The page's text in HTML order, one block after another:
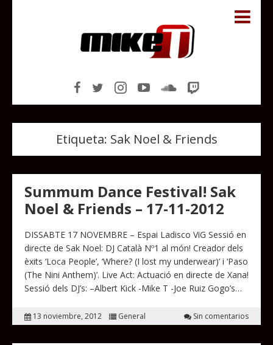
Etiqueta: Sak Noel & Friends
Summum Dance Festival! Sak
Noel & Friends – 17-11-2012
DISSABTE 17 NOVEMBRE – Espai Ladisco ViG Sessió en
directe de Sak Noel: DJ Català Nº1 al món! Creador dels
èxits ‘Loca People’, ‘Where? (I lost my underwear)’ i ‘Paso
(The Nini Anthem)’. Live Act: Actuació en directe de Xana!
Sessió dels DJ’s: –Albert Kick -Mike T -Joe Ruiz Gogo’s…
13 noviembre, 2012 General Sin comentarios